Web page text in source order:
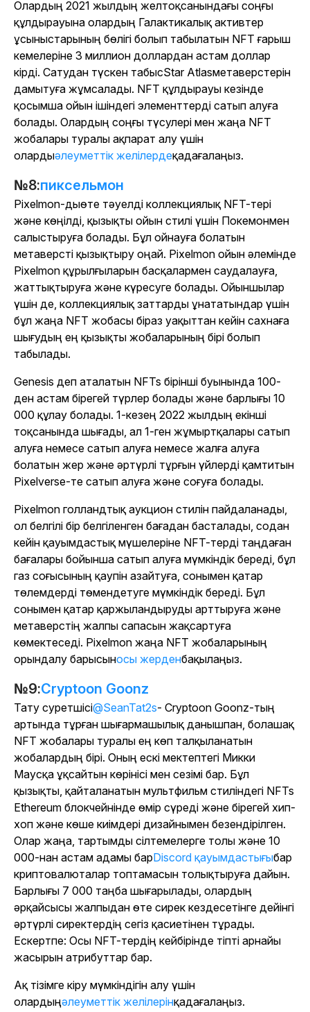
Олардың 2021 жылдың желтоқсанындағы соңғы
құлдырауына олардың Галактикалық активтер
ұсыныстарының бөлігі болып табылатын NFT ғарыш
кемелеріне 3 миллион доллардан астам доллар
кірді. Сатудан түскен табысStar Atlasметаверстерін
дамытуға жұмсалады. NFT құлдырауы кезінде
қосымша ойын ішіндегі элементтерді сатып алуға
болады. Олардың соңғы түсулері мен жаңа NFT
жобалары туралы ақпарат алу үшін
олардыәлеуметтік желілердеқадағалаңыз.
№8:пиксельмон
Pixelmon-дыөте тәуелді коллекциялық NFT-тері
және көңілді, қызықты ойын стилі үшін Покемонмен
салыстыруға болады. Бұл ойнауға болатын
метаверсті қызықтыру оңай. Pixelmon ойын әлемінде
Pixelmon құрылғыларын басқалармен саудалауға,
жаттықтыруға және күресуге болады. Ойыншылар
үшін де, коллекциялық заттарды ұнататындар үшін
бұл жаңа NFT жобасы біраз уақыттан кейін сахнаға
шығудың ең қызықты жобаларының бірі болып
табылады.
Genesis деп аталатын NFTs бірінші буынында 100-
ден астам бірегей түрлер болады және барлығы 10
000 құлау болады. 1-кезең 2022 жылдың екінші
тоқсанында шығады, ал 1-ген жұмыртқалары сатып
алуға немесе сатып алуға немесе жалға алуға
болатын жер және әртүрлі тұрғын үйлерді қамтитын
Pixelverse-те сатып алуға және соғуға болады.
Pixelmon голландтық аукцион стилін пайдаланады,
ол белгілі бір белгіленген бағадан басталады, содан
кейін қауымдастық мүшелеріне NFT-терді таңдаған
бағалары бойынша сатып алуға мүмкіндік береді, бұл
газ соғысының қаупін азайтуға, сонымен қатар
төлемдерді төмендетуге мүмкіндік береді. Бұл
сонымен қатар қаржыландыруды арттыруға және
метаверстің жалпы сапасын жақсартуға
көмектеседі. Pixelmon жаңа NFT жобаларының
орындалу барысыносы жерденбақылаңыз.
№9:Cryptoon Goonz
Тату суретшісі@SeanTat2s- Cryptoon Goonz-тың
артында тұрған шығармашылық данышпан, болашақ
NFT жобалары туралы ең көп талқыланатын
жобалардың бірі. Оның ескі мектептегі Микки
Маусқа ұқсайтын көрінісі мен сезімі бар. Бұл
қызықты, қайталанатын мультфильм стиліндегі NFTs
Ethereum блокчейнінде өмір сүреді және бірегей хип-
хоп және көше киімдері дизайнымен безендірілген.
Олар жаңа, тартымды сілтемелерге толы және 10
000-нан астам адамы барDiscord қауымдастығыбар
криптовалюталар топтамасын толықтыруға дайын.
Барлығы 7 000 таңба шығарылады, олардың
әрқайсысы жалпыдан өте сирек кездесетінге дейінгі
әртүрлі сиректердің сегіз қасиетінен тұрады.
Ескертпе: Осы NFT-тердің кейбірінде тіпті арнайы
жасырын атрибуттар бар.
Ақ тізімге кіру мүмкіндігін алу үшін
олардыңәлеуметтік желілерінқадағалаңыз.